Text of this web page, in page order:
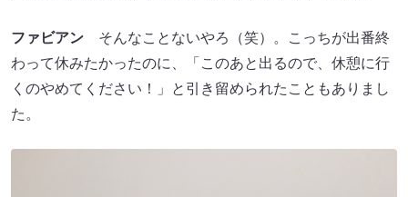
ファビアン そんなことないやろ（笑）。こっちが出番終
わって休みたかったのに、「このあと出るので、休憩に行
くのやめてください！」と引き留められたこともありまし
た。